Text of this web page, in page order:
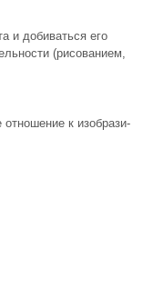
и добиваться его
(рисованием,
отношение к изобрази­